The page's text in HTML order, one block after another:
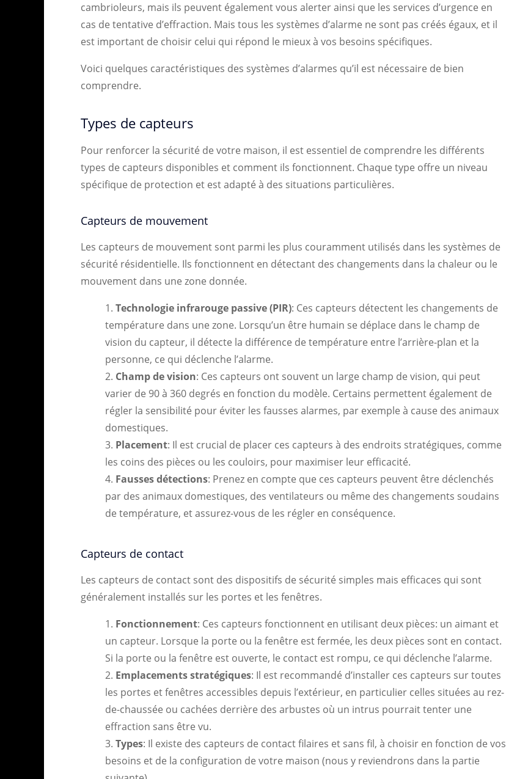
cambrioleurs, mais ils peuvent également vous alerter ainsi que les services d’urgence en
cas de tentative d’effraction. Mais tous les systèmes d’alarme ne sont pas créés égaux, et il
est important de choisir celui qui répond le mieux à vos besoins spécifiques.
Voici quelques caractéristiques des systèmes d’alarmes qu’il est nécessaire de bien
comprendre.
Types de capteurs
Pour renforcer la sécurité de votre maison, il est essentiel de comprendre les différents
types de capteurs disponibles et comment ils fonctionnent. Chaque type offre un niveau
spécifique de protection et est adapté à des situations particulières.
Capteurs de mouvement
Les capteurs de mouvement sont parmi les plus couramment utilisés dans les systèmes de
sécurité résidentielle. Ils fonctionnent en détectant des changements dans la chaleur ou le
mouvement dans une zone donnée.
Technologie infrarouge passive (PIR): Ces capteurs détectent les changements de
température dans une zone. Lorsqu’un être humain se déplace dans le champ de
vision du capteur, il détecte la différence de température entre l’arrière-plan et la
personne, ce qui déclenche l’alarme.
Champ de vision: Ces capteurs ont souvent un large champ de vision, qui peut
varier de 90 à 360 degrés en fonction du modèle. Certains permettent également de
régler la sensibilité pour éviter les fausses alarmes, par exemple à cause des animaux
domestiques.
Placement: Il est crucial de placer ces capteurs à des endroits stratégiques, comme
les coins des pièces ou les couloirs, pour maximiser leur efficacité.
Fausses détections: Prenez en compte que ces capteurs peuvent être déclenchés
par des animaux domestiques, des ventilateurs ou même des changements soudains
de température, et assurez-vous de les régler en conséquence.
Capteurs de contact
Les capteurs de contact sont des dispositifs de sécurité simples mais efficaces qui sont
généralement installés sur les portes et les fenêtres.
Fonctionnement: Ces capteurs fonctionnent en utilisant deux pièces: un aimant et
un capteur. Lorsque la porte ou la fenêtre est fermée, les deux pièces sont en contact.
Si la porte ou la fenêtre est ouverte, le contact est rompu, ce qui déclenche l’alarme.
Emplacements stratégiques: Il est recommandé d’installer ces capteurs sur toutes
les portes et fenêtres accessibles depuis l’extérieur, en particulier celles situées au rez-
de-chaussée ou cachées derrière des arbustes où un intrus pourrait tenter une
effraction sans être vu.
Types: Il existe des capteurs de contact filaires et sans fil, à choisir en fonction de vos
besoins et de la configuration de votre maison (nous y reviendrons dans la partie